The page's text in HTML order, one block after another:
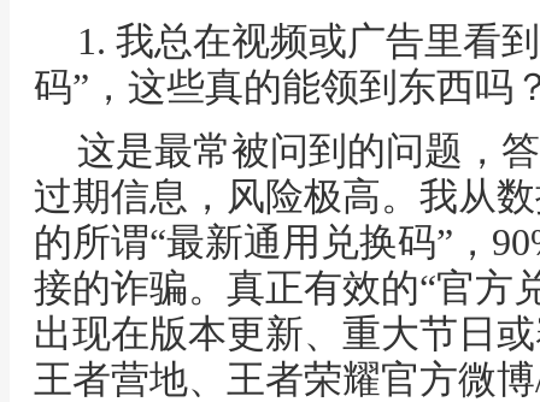
1. 我总在视频或广告里看
码”，这些真的能领到东西吗
这是最常被问到的问题，
过期信息，风险极高。我从
的所谓“最新通用兑换码”，
接的诈骗。真正有效的“官方
出现在版本更新、重大节日
王者营地、王者荣耀官方微